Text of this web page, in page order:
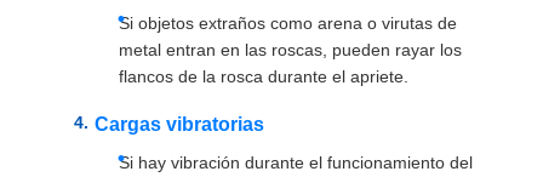
Si objetos extraños como arena o virutas de
metal entran en las roscas, pueden rayar los
flancos de la rosca durante el apriete.
Cargas vibratorias
Si hay vibración durante el funcionamiento del